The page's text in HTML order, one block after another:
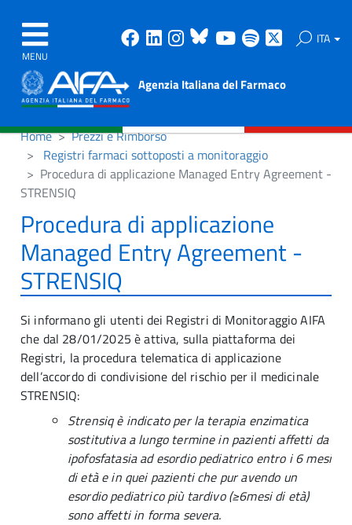
MENU
Facebook
Linkedin
Instagram
Bluesky
Youtube
Spotify ITA
Agenzia Italiana del Farmaco
Home
Prezzi e Rimborso
Registri farmaci sottoposti a monitoraggio
Procedura di applicazione Managed Entry Agreement -
STRENSIQ
Procedura di applicazione
Managed Entry Agreement -
STRENSIQ
Si informano gli utenti dei Registri di Monitoraggio AIFA
che dal 28/01/2025 è attiva, sulla piattaforma dei
Registri, la procedura telematica di applicazione
dell’accordo di condivisione del rischio per il medicinale
STRENSIQ:
Strensiq è indicato per la terapia enzimatica
sostitutiva a lungo termine in pazienti affetti da
ipofosfatasia ad esordio pediatrico entro i 6 mesi
di età e in quei pazienti che pur avendo un
esordio pediatrico più tardivo (≥6mesi di età)
sono affetti in forma severa.